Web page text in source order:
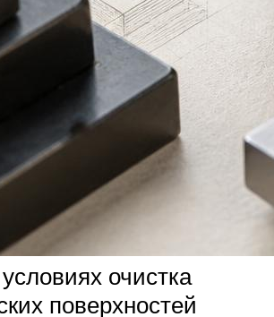
очистка
поверхностей